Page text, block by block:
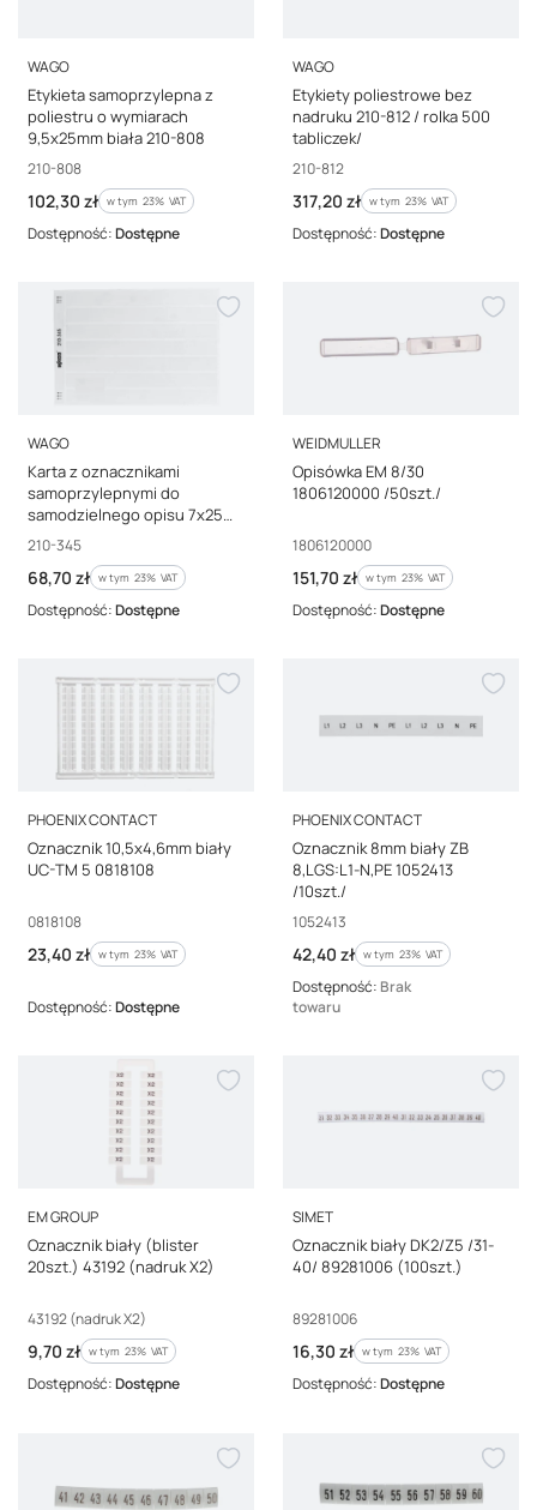
PRODUCENT
WAGO
Etykieta samoprzylepna z
poliestru o wymiarach
9,5x25mm biała 210-808
Kod producenta
210-808
Cena brutto
102,30 zł w tym %s VAT
w tym 23% VAT
Dostępność:Dostępne
PRODUCENT
WAGO
Etykiety poliestrowe bez
nadruku 210-812 / rolka 500
tabliczek/
Kod producenta
210-812
Cena brutto
317,20 zł w tym %s VAT
w tym 23% VAT
Dostępność:Dostępne
PRODUCENT
WAGO
Karta z oznacznikami
samoprzylepnymi do
samodzielnego opisu 7x25
szt. 210-345
Kod producenta
210-345
Cena brutto
68,70 zł w tym %s VAT
w tym 23% VAT
Dostępność:Dostępne
PRODUCENT
WEIDMULLER
Opisówka EM 8/30
1806120000 /50szt./
Kod producenta
1806120000
Cena brutto
151,70 zł w tym %s VAT
w tym 23% VAT
Dostępność:Dostępne
PRODUCENT
PHOENIX CONTACT
Oznacznik 10,5x4,6mm biały
UC-TM 5 0818108
Kod producenta
0818108
Cena brutto
23,40 zł w tym %s VAT
w tym 23% VAT
Dostępność:Dostępne
PRODUCENT
PHOENIX CONTACT
Oznacznik 8mm biały ZB
8,LGS:L1-N,PE 1052413
/10szt./
Kod producenta
1052413
Cena brutto
42,40 zł w tym %s VAT
w tym 23% VAT
Dostępność: Brak
towaru
PRODUCENT
EM GROUP
Oznacznik biały (blister
20szt.) 43192 (nadruk X2)
Kod producenta
43192 (nadruk X2)
Cena brutto
9,70 zł w tym %s VAT
w tym 23% VAT
Dostępność:Dostępne
PRODUCENT
SIMET
Oznacznik biały DK2/Z5 /31-
40/ 89281006 (100szt.)
Kod producenta
89281006
Cena brutto
16,30 zł w tym %s VAT
w tym 23% VAT
Dostępność:Dostępne